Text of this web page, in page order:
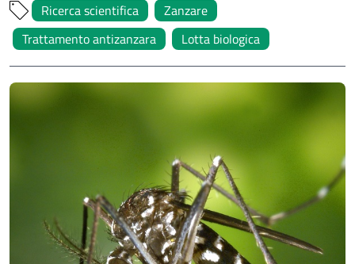
Ricerca scientifica
Zanzare
Trattamento antizanzara
Lotta biologica